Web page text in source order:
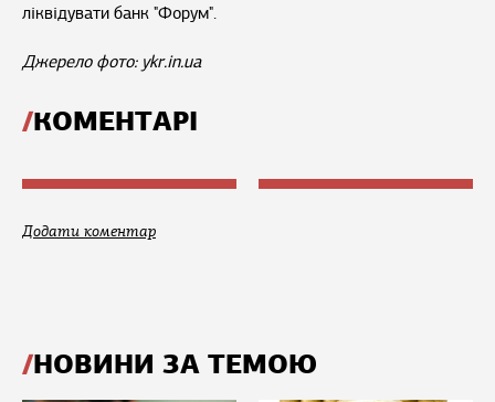
ліквідувати банк "Форум".
Джерело фото: ykr.in.ua
КОМЕНТАРІ
Додати коментар
НОВИНИ ЗА ТЕМОЮ